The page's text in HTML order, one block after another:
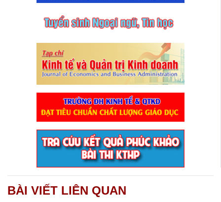
BÀI VIẾT LIÊN QUAN